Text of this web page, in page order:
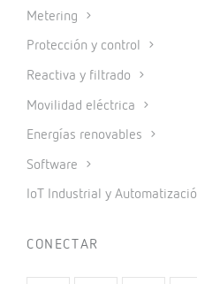
Metering
Protección y control
Reactiva y filtrado
Movilidad eléctrica
Energías renovables
Software
IoT Industrial y
CONECTAR